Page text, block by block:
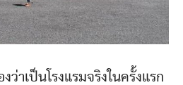
าเป็นโรงแรมจริงในครั้งแรก